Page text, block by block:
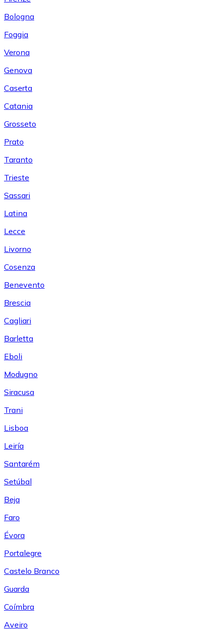
Bologna
Foggia
Verona
Genova
Caserta
Catania
Grosseto
Prato
Taranto
Trieste
Sassari
Latina
Lecce
Livorno
Cosenza
Benevento
Brescia
Cagliari
Barletta
Eboli
Modugno
Siracusa
Trani
Lisboa
Leiría
Santarém
Setúbal
Beja
Faro
Évora
Portalegre
Castelo Branco
Guarda
Coímbra
Aveiro